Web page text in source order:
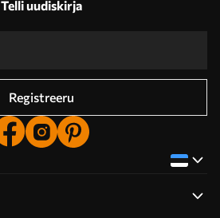
Telli uudiskirja
Registreeru